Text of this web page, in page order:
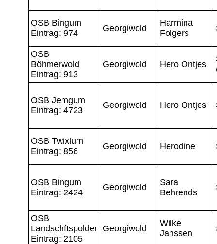
OSB Bingum
Eintrag: 974
Georgiwold
Harmina
Folgers
OSB
Böhmerwold
Eintrag: 913
Georgiwold Hero Ontjes
OSB Jemgum
Eintrag: 4723
Georgiwold Hero Ontjes
OSB Twixlum
Eintrag: 856
Georgiwold Herodine
OSB Bingum
Eintrag: 2424
Georgiwold
Sara
Behrends
OSB
Landschftspolder
Eintrag: 2105
Georgiwold
Wilke
Janssen